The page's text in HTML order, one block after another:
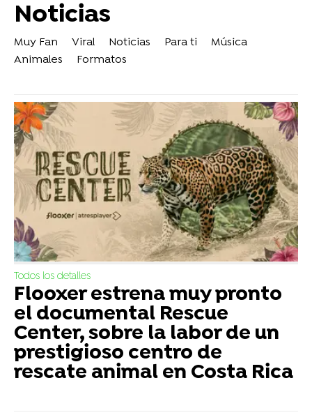
Noticias
Muy Fan Viral Noticias Para ti
Música
Animales
Formatos
Todos los detalles
Flooxer estrena muy pronto
el documental Rescue
Center, sobre la labor de un
prestigioso centro de
rescate animal en Costa Rica